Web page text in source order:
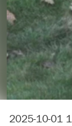
2025-10-01